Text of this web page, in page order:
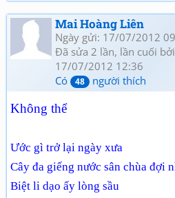
Mai Hoàng Liên
Ngày gửi: 17/07/2012
Đã sửa 2 lần, lần cuối bởi
17/07/2012 12:36
Có
48 người thích
Không thể
Ước gì trở lại ngày xưa
Cây đa giếng nước sân chùa đợi
Biệt li dạo ấy lòng sầu